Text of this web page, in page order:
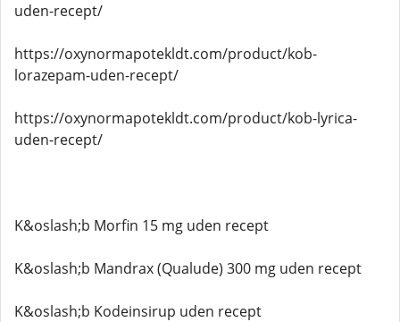
uden-recept/
https://oxynormapotekldt.com/product/kob-
lorazepam-uden-recept/
https://oxynormapotekldt.com/product/kob-lyrica-
uden-recept/
K&oslash;b Morfin 15 mg uden recept
K&oslash;b Mandrax (Qualude) 300 mg uden recept
K&oslash;b Kodeinsirup uden recept